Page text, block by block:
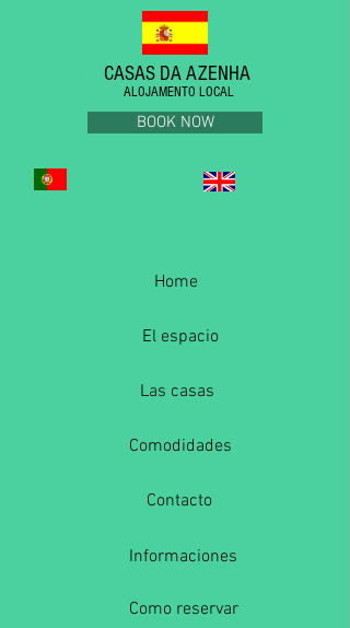
CASAS DA AZENHA
ALOJAMENTO LOCAL
BOOK NOW
Home
El espacio
Las casas
Comodidades
Contacto
Informaciones
Como reservar